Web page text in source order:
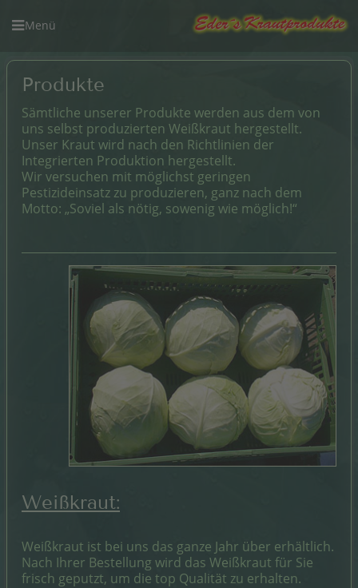
Produkte
Sämtliche unserer Produkte werden aus dem von
uns selbst produzierten Weißkraut hergestellt.
Unser Kraut wird nach den Richtlinien der
Integrierten Produktion hergestellt.
Wir versuchen mit möglichst geringen
Pestizideinsatz zu produzieren, ganz nach dem
Motto: „Soviel als nötig, sowenig wie möglich!“
Weißkraut:
Weißkraut ist bei uns das ganze Jahr über erhältlich.
Nach Ihrer Bestellung wird das Weißkraut für Sie
frisch geputzt, um die top Qualität zu erhalten.